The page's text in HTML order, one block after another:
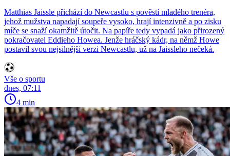
Matthias Jaissle přichází do Newcastlu s pověstí mladého trenéra,
jehož mužstva napadají soupeře vysoko, hrají intenzivně a po zisku
míče se snaží okamžitě útočit. Na papíře tedy vypadá jako přirozený
pokračovatel Eddieho Howea. Jenže hráčský kádr, na němž Howe
postavil svou nejsilnější verzi Newcastlu, už na Jaissleho nečeká.
Vše o sportu
dnes, 07:11
4 min